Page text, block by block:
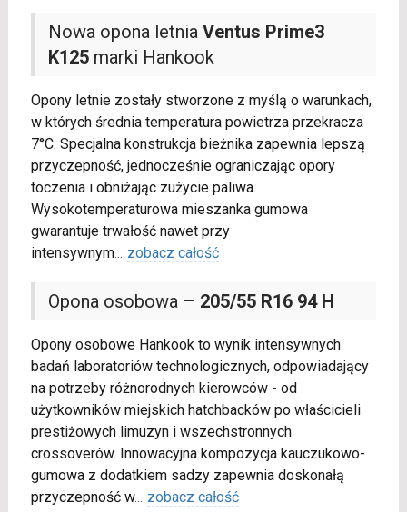
Nowa opona letnia Ventus Prime3
K125marki Hankook
Opony letnie zostały stworzone z myślą o warunkach,
w których średnia temperatura powietrza przekracza
7°C. Specjalna konstrukcja bieżnika zapewnia lepszą
przyczepność, jednocześnie ograniczając opory
toczenia i obniżając zużycie paliwa.
Wysokotemperaturowa mieszanka gumowa
gwarantuje trwałość nawet przy
intensywnym... zobacz całość
Opona osobowa – 205/55 R16 94 H
Opony osobowe Hankook to wynik intensywnych
badań laboratoriów technologicznych, odpowiadający
na potrzeby różnorodnych kierowców - od
użytkowników miejskich hatchbacków po właścicieli
prestiżowych limuzyn i wszechstronnych
crossoverów. Innowacyjna kompozycja kauczukowo-
gumowa z dodatkiem sadzy zapewnia doskonałą
przyczepność w... zobacz całość